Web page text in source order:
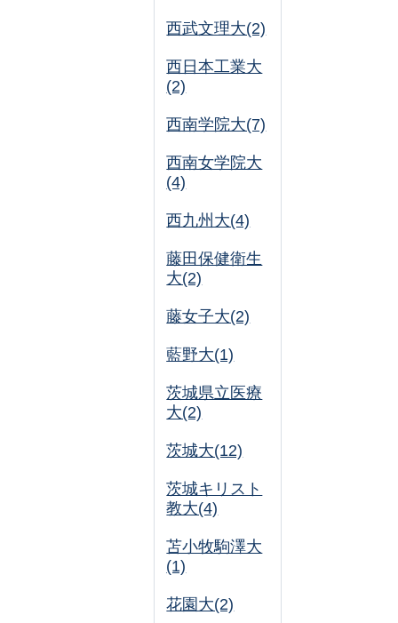
西武文理大(2)
西日本工業大
(2)
西南学院大(7)
西南女学院大
(4)
西九州大(4)
藤田保健衛生
大(2)
藤女子大(2)
藍野大(1)
茨城県立医療
大(2)
茨城大(12)
茨城キリスト
教大(4)
苫小牧駒澤大
(1)
花園大(2)